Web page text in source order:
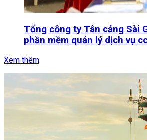
Tổng công ty Tân cảng Sài
phần mềm quản lý dịch vụ
Xem thêm